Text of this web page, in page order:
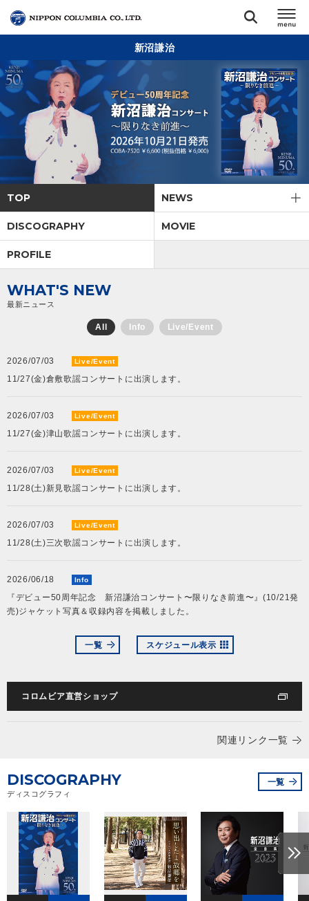
閉じる
リリース
アーティスト
ジャンル
オーディション
直営ショップ
サイトマップ
お問い合わせ
新沼謙治
TOP NEWS
DISCOGRAPHY MOVIE
PROFILE
WHAT'S NEW
最新ニュース
All Info Live/Event
2026/07/03 Live/Event
11/27(金)倉敷歌謡コンサートに出演します。
2026/07/03 Live/Event
11/27(金)津山歌謡コンサートに出演します。
2026/07/03 Live/Event
11/28(土)新見歌謡コンサートに出演します。
2026/07/03 Live/Event
11/28(土)三次歌謡コンサートに出演します。
2026/06/18 Info
『デビュー50周年記念 新沼謙治コンサート〜限りなき前進〜』(10/21発
売)ジャケット写真＆収録内容を掲載しました。
一覧 スケジュール表示
コロムビア直営ショップ
関連リンク一覧
DISCOGRAPHY
ディスコグラフィ
一覧